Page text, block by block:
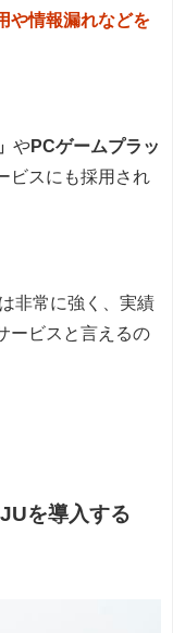
や情報漏れなどを
やPCゲームプラッ
ビスにも採用され
非常に強く、実績
ービスと言えるの
を導入する